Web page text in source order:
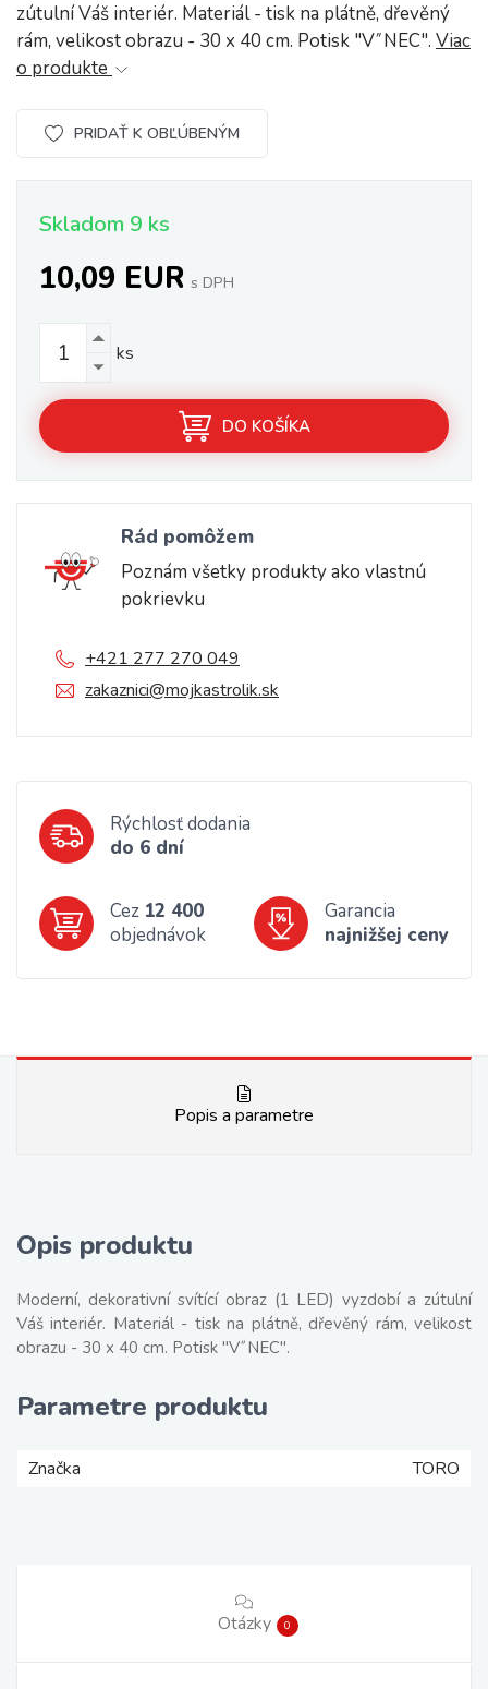
zútulní Váš interiér. Materiál - tisk na plátně, dřevěný
rám, velikost obrazu - 30 x 40 cm. Potisk "V˝NEC". Viac
o produkte
PRIDAŤ K OBĽÚBENÝM
Skladom 9 ks
10,09 EUR s DPH
ks
DO KOŠÍKA
Rád pomôžem
Poznám všetky produkty ako vlastnú
pokrievku
+421 277 270 049
zakaznici@mojkastrolik.sk
Rýchlosť dodania
do 6 dní
Cez 12 400
objednávok
Garancia
najnižšej ceny
Popis a parametre
Opis produktu
Moderní, dekorativní svítící obraz (1 LED) vyzdobí a zútulní
Váš interiér. Materiál - tisk na plátně, dřevěný rám, velikost
obrazu - 30 x 40 cm. Potisk "V˝NEC".
Parametre produktu
Značka TORO
Otázky 0